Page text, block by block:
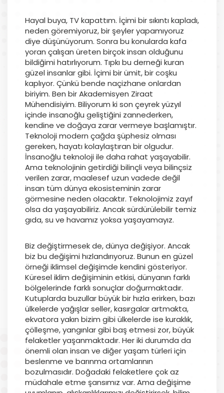
Hayal buya, TV kapattım. İçimi bir sıkıntı kapladı,
neden göremiyoruz, bir şeyler yapamıyoruz
diye düşünüyorum. Sonra bu konularda kafa
yoran çalışan üreten birçok insan olduğunu
bildiğimi hatırlıyorum. Tıpkı bu derneği kuran
güzel insanlar gibi. İçimi bir ümit, bir coşku
kaplıyor. Çünkü bende naçizhane onlardan
biriyim. Ben bir Akademisyen Ziraat
Mühendisiyim. Biliyorum ki son çeyrek yüzyıl
içinde insanoğlu geliştiğini zannederken,
kendine ve doğaya zarar vermeye başlamıştır.
Teknoloji modern çağda şüphesiz olması
gereken, hayatı kolaylaştıran bir olgudur.
İnsanoğlu teknoloji ile daha rahat yaşayabilir.
Ama teknolojinin getirdiği bilinçli veya bilinçsiz
verilen zarar, maalesef uzun vadede değil
insan tüm dünya ekosisteminin zarar
görmesine neden olacaktır. Teknolojimiz zayıf
olsa da yaşayabiliriz. Ancak sürdürülebilir temiz
gıda, su ve havamız yoksa yaşayamayız.
Biz değiştirmesek de, dünya değişiyor. Ancak
biz bu değişimi hızlandırıyoruz. Bunun en güzel
örneği iklimsel değişimde kendini gösteriyor.
Küresel iklim değişiminin etkisi, dünyanın farklı
bölgelerinde farklı sonuçlar doğurmaktadır.
Kutuplarda buzullar büyük bir hızla erirken, bazı
ülkelerde yağışlar seller, kasırgalar artmakta,
ekvatora yakın bizim gibi ülkelerde ise kuraklık,
çölleşme, yangınlar gibi baş etmesi zor, büyük
felaketler yaşanmaktadır. Her iki durumda da
önemli olan insan ve diğer yaşam türleri için
beslenme ve barınma ortamlarının
bozulmasıdır. Doğadaki felaketlere çok az
müdahale etme şansımız var. Ama değişime